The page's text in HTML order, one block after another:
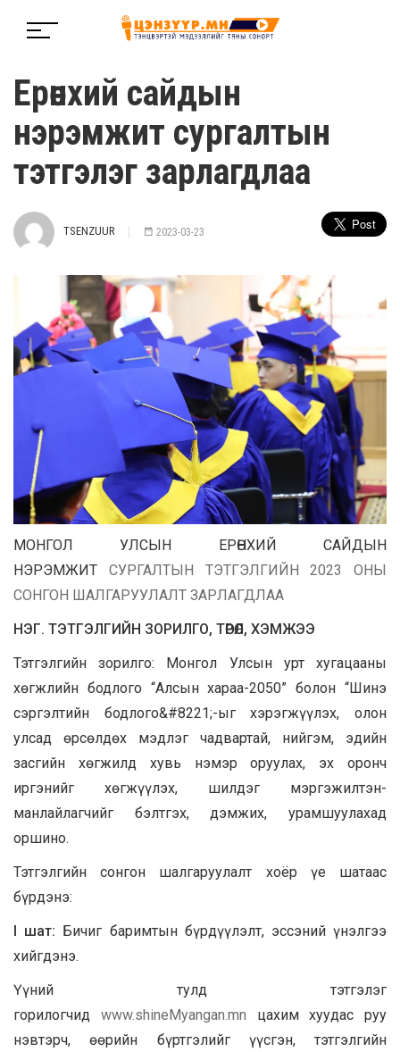
Ерөнхий сайдын
нэрэмжит сургалтын
тэтгэлэг зарлагдлаа
TSENZUUR 2023-03-23
МОНГОЛ УЛСЫН ЕРӨНХИЙ САЙДЫН
НЭРЭМЖИТ СУРГАЛТЫН ТЭТГЭЛГИЙН 2023 ОНЫ
СОНГОН ШАЛГАРУУЛАЛТ ЗАРЛАГДЛАА
НЭГ. ТЭТГЭЛГИЙН ЗОРИЛГО, ТӨРӨЛ, ХЭМЖЭЭ
Тэтгэлгийн зорилго: Монгол Улсын урт хугацааны
хөгжлийн бодлого “Алсын хараа-2050” болон “Шинэ
сэргэлтийн бодлого&#8221;-ыг хэрэгжүүлэх, олон
улсад өрсөлдөх мэдлэг чадвартай, нийгэм, эдийн
засгийн хөгжилд хувь нэмэр оруулах, эх оронч
иргэнийг хөгжүүлэх, шилдэг мэргэжилтэн-
манлайлагчийг бэлтгэх, дэмжих, урамшуулахад
оршино.
Тэтгэлгийн сонгон шалгаруулалт хоёр үе шатаас
бүрдэнэ:
I шат: Бичиг баримтын бүрдүүлэлт, эссэний үнэлгээ
хийгдэнэ.
Үүний тулд тэтгэлэг
горилогчид www.shineMyangan.mn цахим хуудас руу
нэвтэрч, өөрийн бүртгэлийг үүсгэн, тэтгэлгийн